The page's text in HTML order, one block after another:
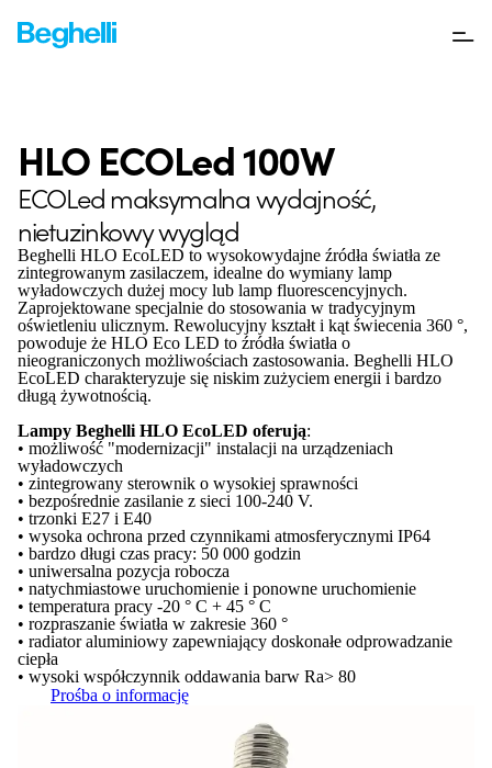
HLO ECOLed 100W
ECOLed maksymalna wydajność,
nietuzinkowy wygląd
Beghelli HLO EcoLED to wysokowydajne źródła światła ze
zintegrowanym zasilaczem, idealne do wymiany lamp
wyładowczych dużej mocy lub lamp fluorescencyjnych.
Zaprojektowane specjalnie do stosowania w tradycyjnym
oświetleniu ulicznym. Rewolucyjny kształt i kąt świecenia 360 °,
powoduje że HLO Eco LED to źródła światła o
nieograniczonych możliwościach zastosowania. Beghelli HLO
EcoLED charakteryzuje się niskim zużyciem energii i bardzo
długą żywotnością.
Lampy Beghelli HLO EcoLED oferują:
• możliwość "modernizacji" instalacji na urządzeniach
wyładowczych
• zintegrowany sterownik o wysokiej sprawności
• bezpośrednie zasilanie z sieci 100-240 V.
• trzonki E27 i E40
• wysoka ochrona przed czynnikami atmosferycznymi IP64
• bardzo długi czas pracy: 50 000 godzin
• uniwersalna pozycja robocza
• natychmiastowe uruchomienie i ponowne uruchomienie
• temperatura pracy -20 ° C + 45 ° C
• rozpraszanie światła w zakresie 360 °
• radiator aluminiowy zapewniający doskonałe odprowadzanie
ciepła
• wysoki współczynnik oddawania barw Ra> 80
Prośba o informację